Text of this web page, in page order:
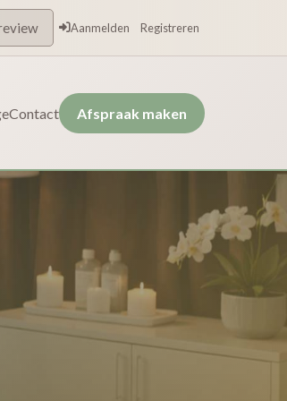
Aanmelden Registreren
Contact Afspraak maken